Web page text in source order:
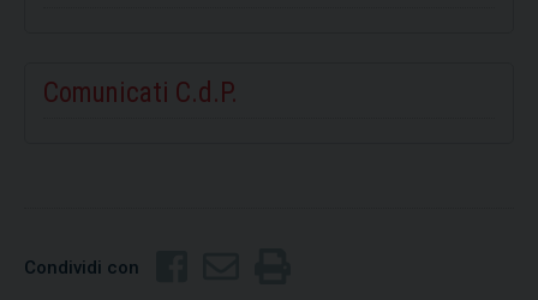
Comunicati C.d.P.
Condividi con